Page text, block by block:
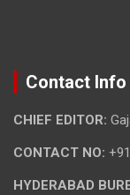
Contact Info
CHIEF EDITOR:
CONTACT NO:
HYDERABAD